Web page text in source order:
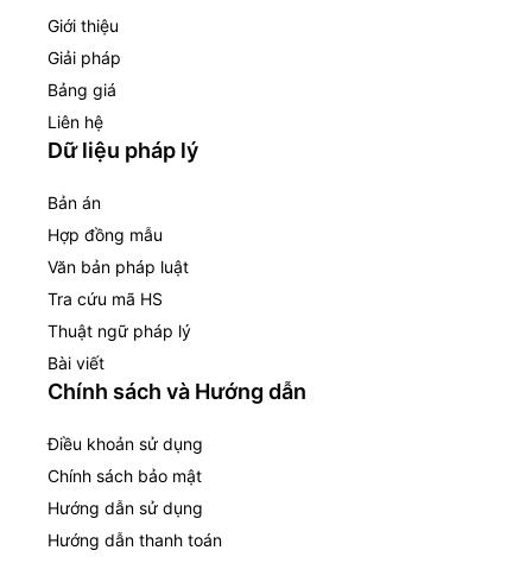
Giới thiệu
Giải pháp
Bảng giá
Liên hệ
Dữ liệu pháp lý
Bản án
Hợp đồng mẫu
Văn bản pháp luật
Tra cứu mã HS
Thuật ngữ pháp lý
Bài viết
Chính sách và Hướng dẫn
Điều khoản sử dụng
Chính sách bảo mật
Hướng dẫn sử dụng
Hướng dẫn thanh toán